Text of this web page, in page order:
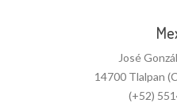
José
14700 Tlalpan
(+52)